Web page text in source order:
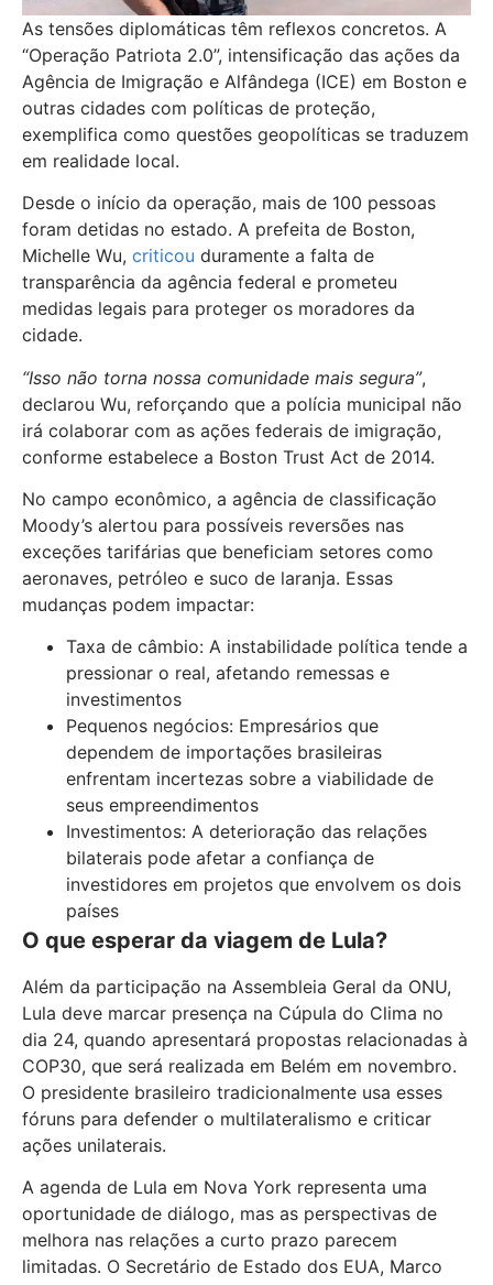
As tensões diplomáticas têm reflexos concretos. A
“Operação Patriota 2.0”, intensificação das ações da
Agência de Imigração e Alfândega (ICE) em Boston e
outras cidades com políticas de proteção,
exemplifica como questões geopolíticas se traduzem
em realidade local.
Desde o início da operação, mais de 100 pessoas
foram detidas no estado. A prefeita de Boston,
Michelle Wu, criticou duramente a falta de
transparência da agência federal e prometeu
medidas legais para proteger os moradores da
cidade.
“Isso não torna nossa comunidade mais segura”,
declarou Wu, reforçando que a polícia municipal não
irá colaborar com as ações federais de imigração,
conforme estabelece a Boston Trust Act de 2014.
No campo econômico, a agência de classificação
Moody’s alertou para possíveis reversões nas
exceções tarifárias que beneficiam setores como
aeronaves, petróleo e suco de laranja. Essas
mudanças podem impactar:
Taxa de câmbio: A instabilidade política tende a
pressionar o real, afetando remessas e
investimentos
Pequenos negócios: Empresários que
dependem de importações brasileiras
enfrentam incertezas sobre a viabilidade de
seus empreendimentos
Investimentos: A deterioração das relações
bilaterais pode afetar a confiança de
investidores em projetos que envolvem os dois
países
O que esperar da viagem de Lula?
Além da participação na Assembleia Geral da ONU,
Lula deve marcar presença na Cúpula do Clima no
dia 24, quando apresentará propostas relacionadas à
COP30, que será realizada em Belém em novembro.
O presidente brasileiro tradicionalmente usa esses
fóruns para defender o multilateralismo e criticar
ações unilaterais.
A agenda de Lula em Nova York representa uma
oportunidade de diálogo, mas as perspectivas de
melhora nas relações a curto prazo parecem
limitadas. O Secretário de Estado dos EUA, Marco